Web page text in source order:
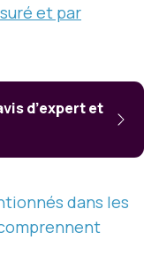
et par
d’expert et
dans les